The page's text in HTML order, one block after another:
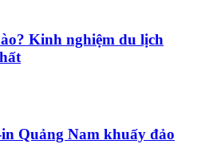
Kinh nghiệm du lịch
Quảng Nam khuấy đảo